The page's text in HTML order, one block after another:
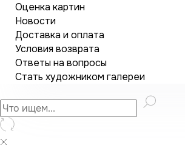
Оценка картин
Новости
Доставка и оплата
Условия возврата
Ответы на вопросы
Стать художником галереи